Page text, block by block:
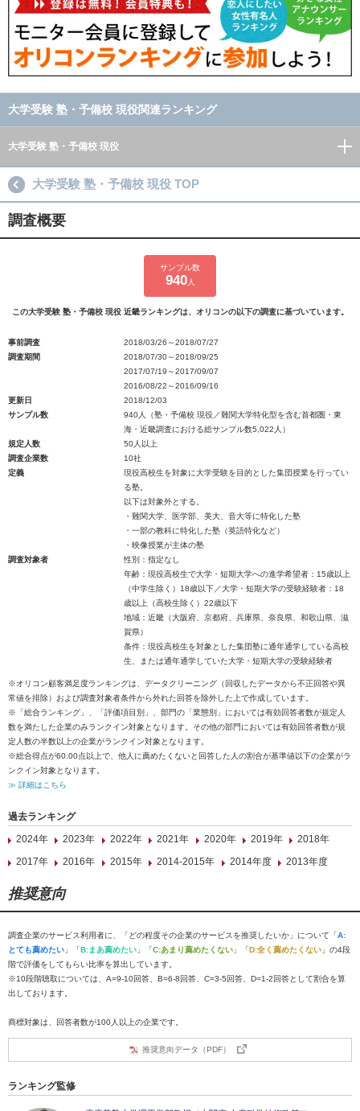
大学受験 塾・予備校 現役関連ランキング
大学受験 塾・予備校 現役
大学受験 塾・予備校 現役 TOP
調査概要
サンプル数
940人
この大学受験 塾・予備校 現役 近畿ランキングは、オリコンの以下の調査に基づいています。
事前調査
2018/03/26～2018/07/27
調査期間
2018/07/30～2018/09/25
2017/07/19～2017/09/07
2016/08/22～2016/09/16
更新日
2018/12/03
サンプル数
940人（塾・予備校 現役／難関大学特化型を含む首都圏・東
海・近畿調査における総サンプル数5,022人）
規定人数
50人以上
調査企業数
10社
定義
現役高校生を対象に大学受験を目的とした集団授業を行ってい
る塾。
以下は対象外とする。
・難関大学、医学部、美大、音大等に特化した塾
・一部の教科に特化した塾（英語特化など）
・映像授業が主体の塾
調査対象者
性別：指定なし
年齢：現役高校生で大学・短期大学への進学希望者：15歳以上
（中学生除く）18歳以下／大学・短期大学の受験経験者：18
歳以上（高校生除く）22歳以下
地域：近畿（大阪府、京都府、兵庫県、奈良県、和歌山県、滋
賀県）
条件：現役高校生を対象とした集団塾に通年通学している高校
生、または通年通学していた大学・短期大学の受験経験者
※オリコン顧客満足度ランキングは、データクリーニング（回収したデータから不正回答や異
常値を排除）および調査対象者条件から外れた回答を除外した上で作成しています。
※「総合ランキング」、「評価項目別」、部門の「業態別」においては有効回答者数が規定人
数を満たした企業のみランクイン対象となります。その他の部門においては有効回答者数が規
定人数の半数以上の企業がランクイン対象となります。
※総合得点が60.00点以上で、他人に薦めたくないと回答した人の割合が基準値以下の企業がラ
ンクイン対象となります。
≫ 詳細はこちら
過去ランキング
2024年
2023年 2022年 2021年 2020年 2019年
2018年
2017年
2016年 2015年 2014-2015年 2014年度 2013年度
推奨意向
調査企業のサービス利用者に、「どの程度その企業のサービスを推奨したいか」について「A:
とても薦めたい 」「B:まあ薦めたい 」「C:あまり薦めたくない 」「D:全く薦めたくない 」の4段
階で評価をしてもらい比率を算出しています。
※10段階聴取については、A=9-10回答、B=6-8回答、C=3-5回答、D=1-2回答として割合を算
出しております。
商標対象は、回答者数が100人以上の企業です。
推奨意向データ（PDF）
ランキング監修